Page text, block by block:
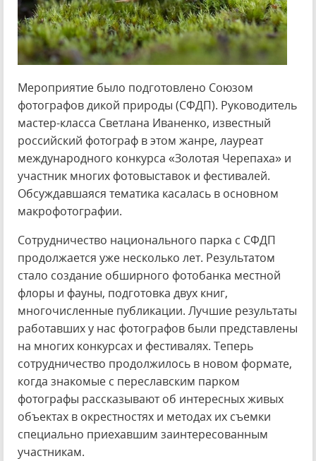
Мероприятие было подготовлено Союзом
фотографов дикой природы (СФДП). Руководитель
мастер-класса Светлана Иваненко, известный
российский фотограф в этом жанре, лауреат
международного конкурса «Золотая Черепаха» и
участник многих фотовыставок и фестивалей.
Обсуждавшаяся тематика касалась в основном
макрофотографии.
Сотрудничество национального парка с СФДП
продолжается уже несколько лет. Результатом
стало создание обширного фотобанка местной
флоры и фауны, подготовка двух книг,
многочисленные публикации. Лучшие результаты
работавших у нас фотографов были представлены
на многих конкурсах и фестивалях. Теперь
сотрудничество продолжилось в новом формате,
когда знакомые с переславским парком
фотографы рассказывают об интересных живых
объектах в окрестностях и методах их съемки
специально приехавшим заинтересованным
участникам.